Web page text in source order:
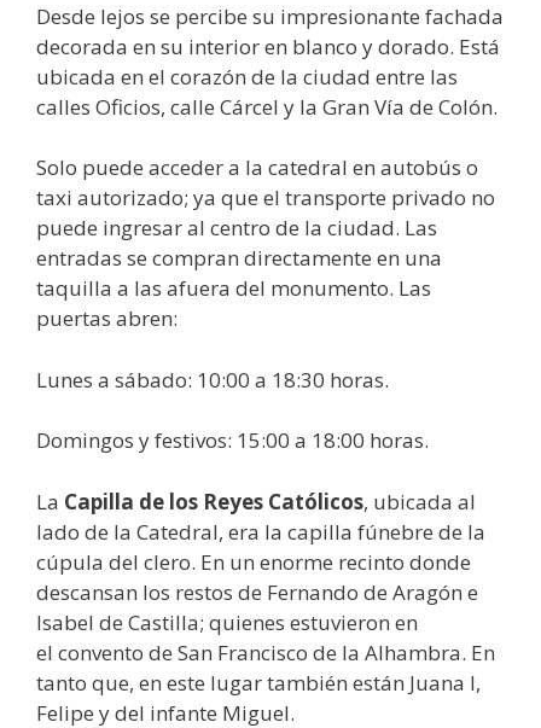
Desde lejos se percibe su impresionante fachada
decorada en su interior en blanco y dorado. Está
ubicada en el corazón de la ciudad entre las
calles Oficios, calle Cárcel y la Gran Vía de Colón.
Solo puede acceder a la catedral en autobús o
taxi autorizado; ya que el transporte privado no
puede ingresar al centro de la ciudad. Las
entradas se compran directamente en una
taquilla a las afuera del monumento. Las
puertas abren:
Lunes a sábado: 10:00 a 18:30 horas.
Domingos y festivos: 15:00 a 18:00 horas.
La Capilla de los Reyes Católicos, ubicada al
lado de la Catedral, era la capilla fúnebre de la
cúpula del clero. En un enorme recinto donde
descansan los restos de Fernando de Aragón e
Isabel de Castilla; quienes estuvieron en
el convento de San Francisco de la Alhambra. En
tanto que, en este lugar también están Juana I,
Felipe y del infante Miguel.